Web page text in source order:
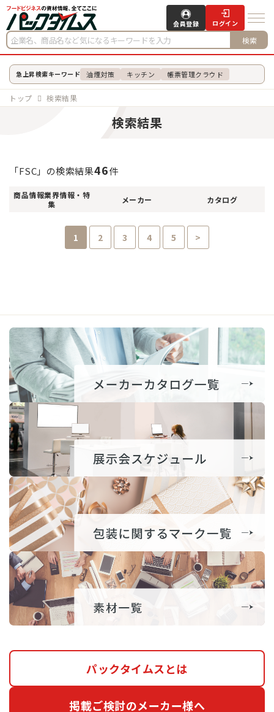
検索
会員登録 ログイン
急上昇検索キーワード 油煙対策 キッチン 帳票管理クラウド
トップ 検索結果
検索結果
「FSC」の検索結果46件
商品情報業界情報・特
集
メーカー カタログ
1 2 3 4 5 >
パックタイムスとは
掲載ご検討のメーカー様へ